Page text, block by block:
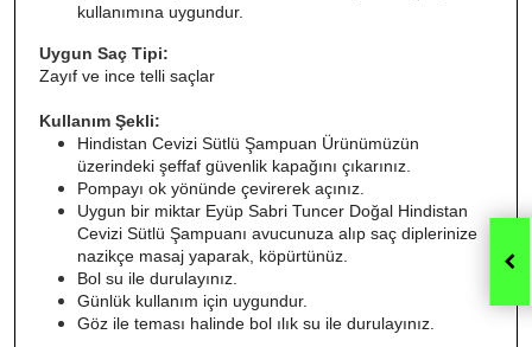
kullanımına uygundur.
Uygun Saç Tipi:
Zayıf ve ince telli saçlar
Kullanım Şekli:
Hindistan Cevizi Sütlü Şampuan Ürünümüzün
üzerindeki şeffaf güvenlik kapağını çıkarınız.
Pompayı ok yönünde çevirerek açınız.
Uygun bir miktar Eyüp Sabri Tuncer Doğal Hindistan
Cevizi Sütlü Şampuanı avucunuza alıp saç diplerinize
nazikçe masaj yaparak, köpürtünüz.
Bol su ile durulayınız.
Günlük kullanım için uygundur.
Göz ile teması halinde bol ılık su ile durulayınız.